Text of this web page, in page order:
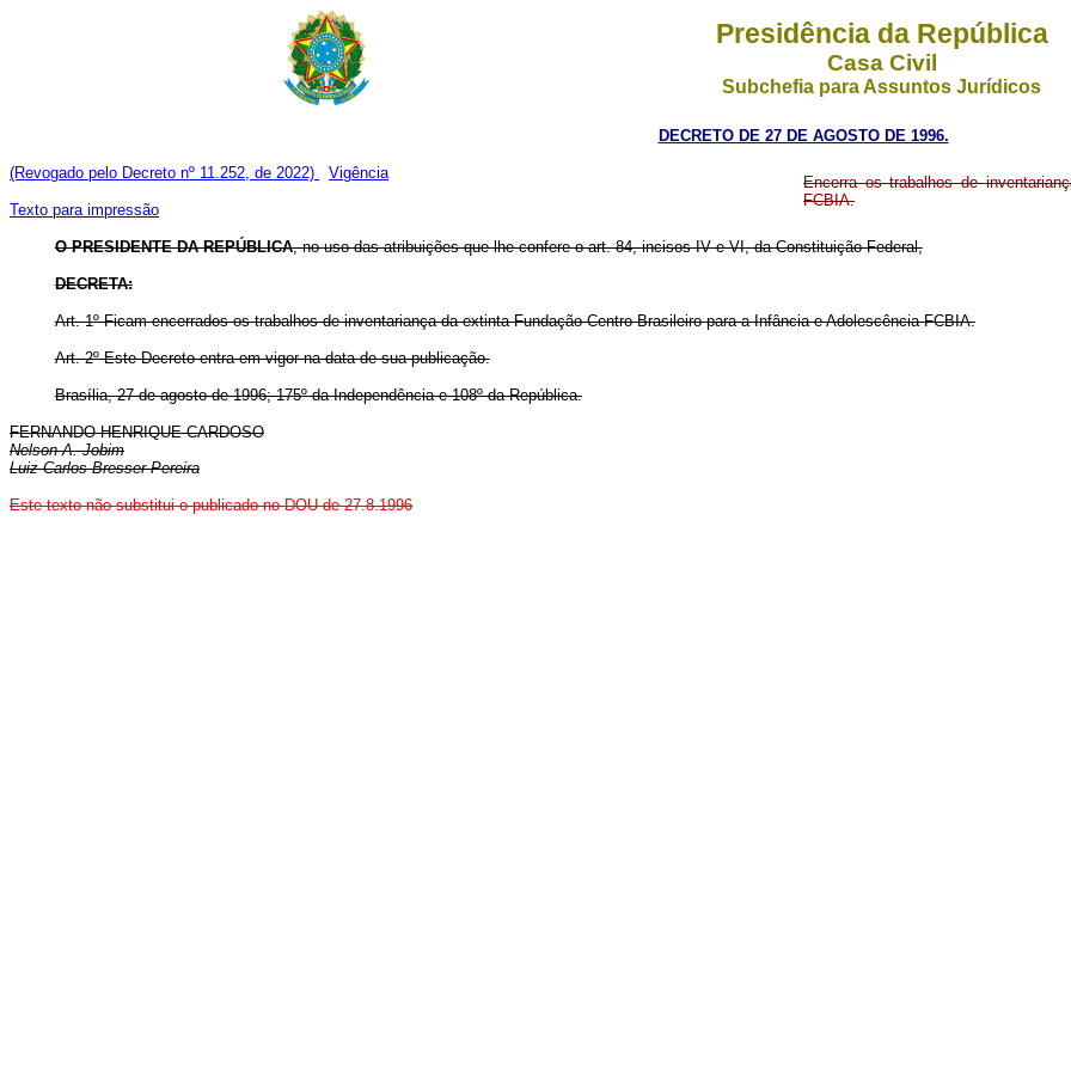
Presidência da República
Casa Civil
Subchefia para Assuntos Jurídicos
DECRETO DE 27 DE AGOSTO DE 1996.
(Revogado pelo Decreto nº 11.252, de 2022) Vigência
Texto para impressão
Encerra os trabalhos de
FCBIA.
O PRESIDENTE DA REPÚBLICA, no uso das atribuições que lhe confere o art. 84, incisos IV e VI, da Constituição Federal,
DECRETA:
Art. 1º Ficam encerrados os trabalhos de inventariança da extinta Fundação Centro Brasileiro para a Infância e Adolescência-FCBIA.
Art. 2º Este Decreto entra em vigor na data de sua publicação.
Brasília, 27 de agosto de 1996; 175º da Independência e 108º da República.
FERNANDO HENRIQUE CARDOSO
Nelson A. Jobim
Luiz Carlos Bresser Pereira
Este texto não substitui o publicado no DOU de 27.8.1996